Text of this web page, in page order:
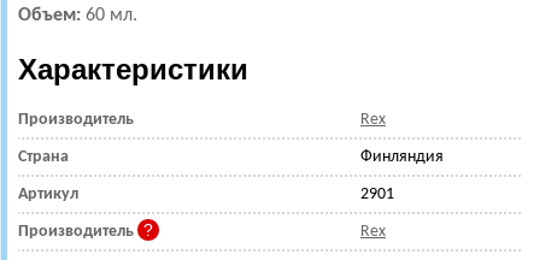
Объем: 60 мл.
Характеристики
Производитель Rex
Страна Финляндия
Артикул 2901
Производитель Rex